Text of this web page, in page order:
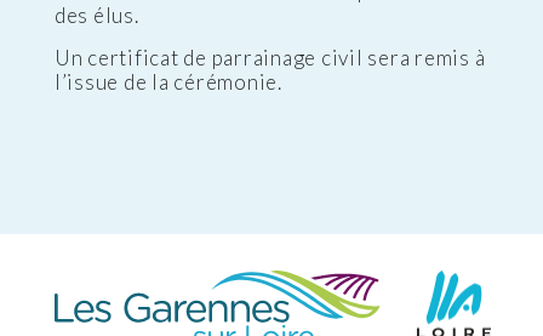
des élus.
Un certificat de parrainage civil sera remis à
l’issue de la cérémonie.